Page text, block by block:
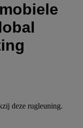
deze rugleuning.